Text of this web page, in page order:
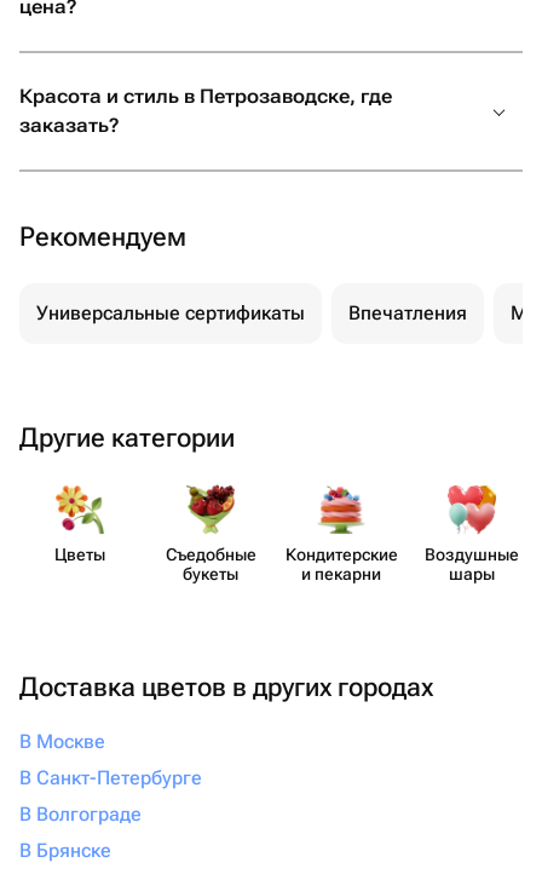
цена?
Красота и стиль в Петрозаводске, где
заказать?
Рекомендуем
Универсальные сертификаты Впечатления
Другие категории
Цветы
Съедобные
букеты
Кондит​ерские
и пекарни
Воздушные
шары
Доставка цветов в других городах
В Москве
В Санкт-Петербурге
В Волгограде
В Брянске